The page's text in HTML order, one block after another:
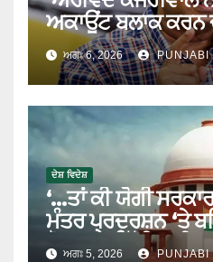
ਅਕਾਊਂਟ ਬਲਾਕ ਕਰਨ
ਅਗਃ 6, 2026 PUNJABI
ਦੇਸ਼ ਵਿਦੇਸ਼
‘…ਤਾਂ ਕੀ ਯੋਗੀ
ਮੰਤਰ ਪ੍ਰਦਰਸ਼ਨ ‘ਤੇ
ਕੋਰਟ ‘ਚ ਦਿੱਤੀ ਗਈ
ਅਗਃ 5, 2026 PUNJABI